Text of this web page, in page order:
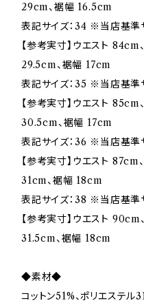
29cm、裾幅 16.5cm
表記サイズ：34 ※当店基準
【参考実寸】ウエスト
29.5cm、裾幅 17cm
表記サイズ：35 ※当店基準
【参考実寸】ウエスト
30.5cm、裾幅 17cm
表記サイズ：36 ※当店基準
【参考実寸】ウエスト
31cm、裾幅 18cm
表記サイズ：38 ※当店基準
【参考実寸】ウエスト
31.5cm、裾幅 18cm
◆素材◆
コットン51%、ポリエステル